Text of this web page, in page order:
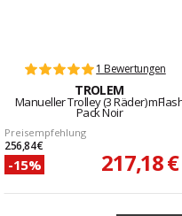
1 Bewertungen
TROLEM
Manueller Trolley (3 Räder)
Pack Noir
Preisempfehlung
256,84 €
-15% 217,18 €